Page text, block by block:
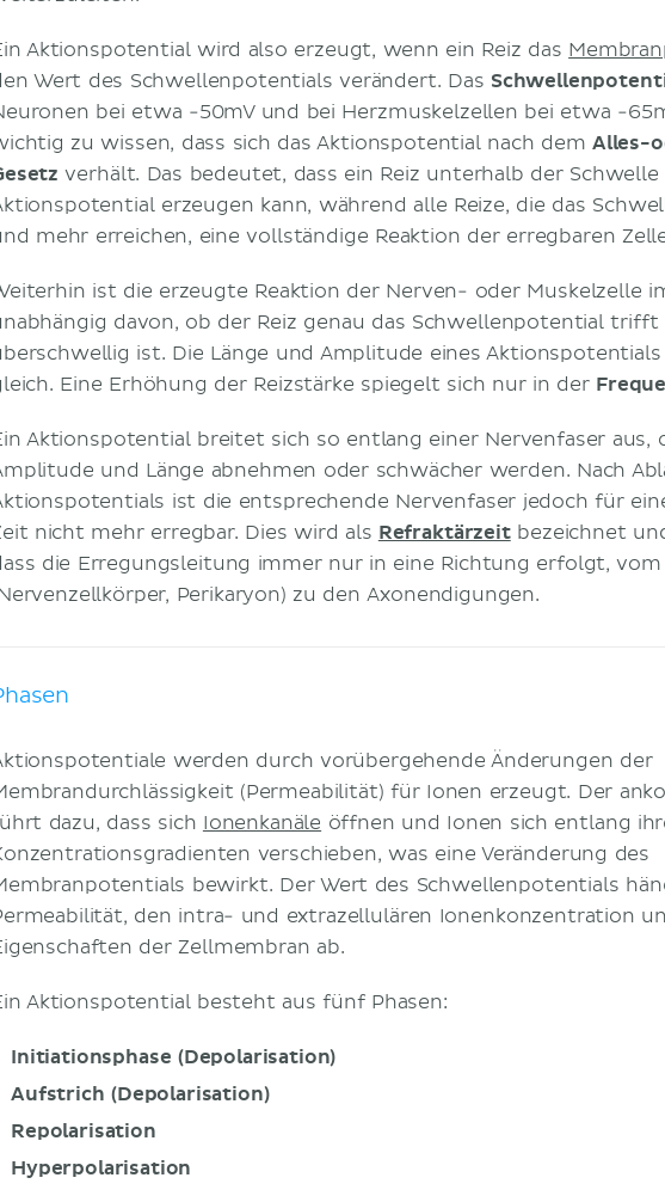
Aktionspotential wird also erzeugt, wenn ein Reiz das
Wert des Schwellenpotentials verändert. Das
bei etwa -50mV und bei Herzmuskelzellen bei etwa -
zu wissen, dass sich das Aktionspotential nach dem Alles-
verhält. Das bedeutet, dass ein Reiz unterhalb der Schwelle
erzeugen kann, während alle Reize, die das
mehr erreichen, eine vollständige Reaktion der erregbaren
ist die erzeugte Reaktion der Nerven- oder Muskelzelle
davon, ob der Reiz genau das Schwellenpotential
ist. Die Länge und Amplitude eines
Eine Erhöhung der Reizstärke spiegelt sich nur in der
Aktionspotential breitet sich so entlang einer Nervenfaser aus,
und Länge abnehmen oder schwächer werden. Nach
ist die entsprechende Nervenfaser jedoch für
nicht mehr erregbar. Dies wird als Refraktärzeitbezeichnet
die Erregungsleitung immer nur in eine Richtung erfolgt, vom
Perikaryon) zu den Axonendigungen.
werden durch vorübergehende Änderungen der
(Permeabilität) für Ionen erzeugt. Der
dazu, dass sich Ionenkanäle öffnen und Ionen sich entlang
verschieben, was eine Veränderung des
bewirkt. Der Wert des Schwellenpotentials
den intra- und extrazellulären Ionenkonzentration
der Zellmembran ab.
Aktionspotential besteht aus fünf Phasen:
Initiationsphase (Depolarisation)
Aufstrich (Depolarisation)
Repolarisation
Hyperpolarisation